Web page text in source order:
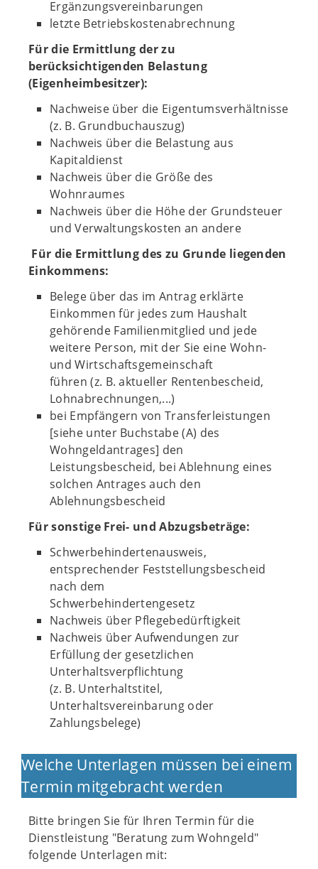
Ergänzungsvereinbarungen
letzte Betriebskostenabrechnung
Für die Ermittlung der zu
berücksichtigenden Belastung
(Eigenheimbesitzer):
Nachweise über die Eigentumsverhältnisse
(z. B. Grundbuchauszug)
Nachweis über die Belastung aus
Kapitaldienst
Nachweis über die Größe des
Wohnraumes
Nachweis über die Höhe der Grundsteuer
und Verwaltungskosten an andere
Für die Ermittlung des zu Grunde liegenden
Einkommens:
Belege über das im Antrag erklärte
Einkommen für jedes zum Haushalt
gehörende Familienmitglied und jede
weitere Person, mit der Sie eine Wohn-
und Wirtschaftsgemeinschaft
führen (z. B. aktueller Rentenbescheid,
Lohnabrechnungen,...)
bei Empfängern von Transferleistungen
[siehe unter Buchstabe (A) des
Wohngeldantrages] den
Leistungsbescheid, bei Ablehnung eines
solchen Antrages auch den
Ablehnungsbescheid
Für sonstige Frei- und Abzugsbeträge:
Schwerbehindertenausweis,
entsprechender Feststellungsbescheid
nach dem
Schwerbehindertengesetz
Nachweis über Pflegebedürftigkeit
Nachweis über Aufwendungen zur
Erfüllung der gesetzlichen
Unterhaltsverpflichtung
(z. B. Unterhaltstitel,
Unterhaltsvereinbarung oder
Zahlungsbelege)
Welche Unterlagen müssen bei einem
Termin mitgebracht werden
Bitte bringen Sie für Ihren Termin für die
Dienstleistung "Beratung zum Wohngeld"
folgende Unterlagen mit: